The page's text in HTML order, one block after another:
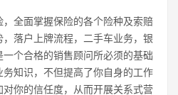
全面掌握保险的各个险种及索赔
落户上牌流程，二手车业务，银
个合格的销售顾问所必须的基础
知识，不但提高了你自身的工作
你的信任度，从而开展关系式营